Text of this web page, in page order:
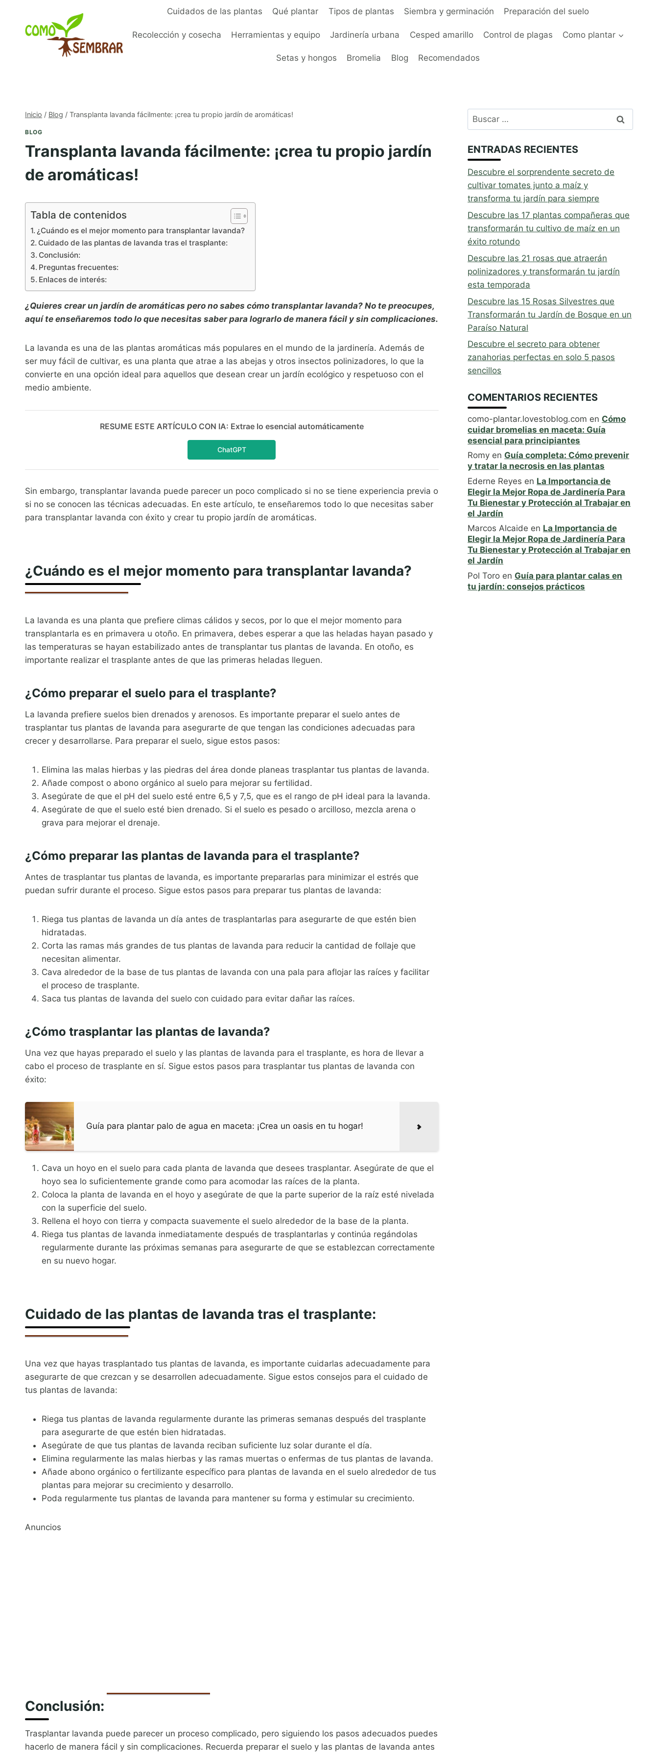
contenido
Cuidados de las plantas Qué plantar Tipos de plantas Siembra y germinación Preparación del suelo
Recolección y cosecha Herramientas y equipo Jardinería urbana Cesped amarillo Control de plagas Como plantar
Setas y hongos Bromelia Blog Recomendados
Inicio / Blog / Transplanta lavanda fácilmente: ¡crea tu propio jardín de aromáticas!
BLOG
Transplanta lavanda fácilmente: ¡crea tu propio jardín
de aromáticas!
Tabla de contenidos
¿Cuándo es el mejor momento para transplantar lavanda?
Cuidado de las plantas de lavanda tras el trasplante:
Conclusión:
Preguntas frecuentes:
Enlaces de interés:
¿Quieres crear un jardín de aromáticas pero no sabes cómo transplantar lavanda? No te preocupes,
aquí te enseñaremos todo lo que necesitas saber para lograrlo de manera fácil y sin complicaciones.
La lavanda es una de las plantas aromáticas más populares en el mundo de la jardinería. Además de
ser muy fácil de cultivar, es una planta que atrae a las abejas y otros insectos polinizadores, lo que la
convierte en una opción ideal para aquellos que desean crear un jardín ecológico y respetuoso con el
medio ambiente.
RESUME ESTE ARTÍCULO CON IA: Extrae lo esencial automáticamente
ChatGPT
Sin embargo, transplantar lavanda puede parecer un poco complicado si no se tiene experiencia previa o
si no se conocen las técnicas adecuadas. En este artículo, te enseñaremos todo lo que necesitas saber
para transplantar lavanda con éxito y crear tu propio jardín de aromáticas.
¿Cuándo es el mejor momento para transplantar lavanda?
La lavanda es una planta que prefiere climas cálidos y secos, por lo que el mejor momento para
transplantarla es en primavera u otoño. En primavera, debes esperar a que las heladas hayan pasado y
las temperaturas se hayan estabilizado antes de transplantar tus plantas de lavanda. En otoño, es
importante realizar el trasplante antes de que las primeras heladas lleguen.
¿Cómo preparar el suelo para el trasplante?
La lavanda prefiere suelos bien drenados y arenosos. Es importante preparar el suelo antes de
trasplantar tus plantas de lavanda para asegurarte de que tengan las condiciones adecuadas para
crecer y desarrollarse. Para preparar el suelo, sigue estos pasos:
Elimina las malas hierbas y las piedras del área donde planeas trasplantar tus plantas de lavanda.
Añade compost o abono orgánico al suelo para mejorar su fertilidad.
Asegúrate de que el pH del suelo esté entre 6,5 y 7,5, que es el rango de pH ideal para la lavanda.
Asegúrate de que el suelo esté bien drenado. Si el suelo es pesado o arcilloso, mezcla arena o
grava para mejorar el drenaje.
¿Cómo preparar las plantas de lavanda para el trasplante?
Antes de trasplantar tus plantas de lavanda, es importante prepararlas para minimizar el estrés que
puedan sufrir durante el proceso. Sigue estos pasos para preparar tus plantas de lavanda:
Riega tus plantas de lavanda un día antes de trasplantarlas para asegurarte de que estén bien
hidratadas.
Corta las ramas más grandes de tus plantas de lavanda para reducir la cantidad de follaje que
necesitan alimentar.
Cava alrededor de la base de tus plantas de lavanda con una pala para aflojar las raíces y facilitar
el proceso de trasplante.
Saca tus plantas de lavanda del suelo con cuidado para evitar dañar las raíces.
¿Cómo trasplantar las plantas de lavanda?
Una vez que hayas preparado el suelo y las plantas de lavanda para el trasplante, es hora de llevar a
cabo el proceso de trasplante en sí. Sigue estos pasos para trasplantar tus plantas de lavanda con
éxito:
Guía para plantar palo de agua en maceta: ¡Crea un oasis en tu hogar!
Cava un hoyo en el suelo para cada planta de lavanda que desees trasplantar. Asegúrate de que el
hoyo sea lo suficientemente grande como para acomodar las raíces de la planta.
Coloca la planta de lavanda en el hoyo y asegúrate de que la parte superior de la raíz esté nivelada
con la superficie del suelo.
Rellena el hoyo con tierra y compacta suavemente el suelo alrededor de la base de la planta.
Riega tus plantas de lavanda inmediatamente después de trasplantarlas y continúa regándolas
regularmente durante las próximas semanas para asegurarte de que se establezcan correctamente
en su nuevo hogar.
Cuidado de las plantas de lavanda tras el trasplante:
Una vez que hayas trasplantado tus plantas de lavanda, es importante cuidarlas adecuadamente para
asegurarte de que crezcan y se desarrollen adecuadamente. Sigue estos consejos para el cuidado de
tus plantas de lavanda:
Riega tus plantas de lavanda regularmente durante las primeras semanas después del trasplante
para asegurarte de que estén bien hidratadas.
Asegúrate de que tus plantas de lavanda reciban suficiente luz solar durante el día.
Elimina regularmente las malas hierbas y las ramas muertas o enfermas de tus plantas de lavanda.
Añade abono orgánico o fertilizante específico para plantas de lavanda en el suelo alrededor de tus
plantas para mejorar su crecimiento y desarrollo.
Poda regularmente tus plantas de lavanda para mantener su forma y estimular su crecimiento.
Anuncios
Conclusión:
Trasplantar lavanda puede parecer un proceso complicado, pero siguiendo los pasos adecuados puedes
hacerlo de manera fácil y sin complicaciones. Recuerda preparar el suelo y las plantas de lavanda antes
Buscar:
ENTRADAS RECIENTES
Descubre el sorprendente secreto de
cultivar tomates junto a maíz y
transforma tu jardín para siempre
Descubre las 17 plantas compañeras que
transformarán tu cultivo de maíz en un
éxito rotundo
Descubre las 21 rosas que atraerán
polinizadores y transformarán tu jardín
esta temporada
Descubre las 15 Rosas Silvestres que
Transformarán tu Jardín de Bosque en un
Paraíso Natural
Descubre el secreto para obtener
zanahorias perfectas en solo 5 pasos
sencillos
COMENTARIOS RECIENTES
como-plantar.lovestoblog.com en Cómo
cuidar bromelias en maceta: Guía
esencial para principiantes
Romy en Guía completa: Cómo prevenir
y tratar la necrosis en las plantas
Ederne Reyes en La Importancia de
Elegir la Mejor Ropa de Jardinería Para
Tu Bienestar y Protección al Trabajar en
el Jardín
Marcos Alcaide en La Importancia de
Elegir la Mejor Ropa de Jardinería Para
Tu Bienestar y Protección al Trabajar en
el Jardín
Pol Toro en Guía para plantar calas en
tu jardín: consejos prácticos